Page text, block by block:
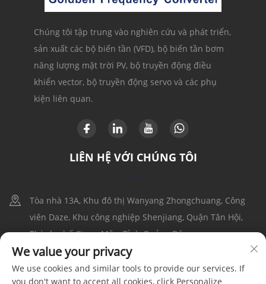
Chúng tôi tập trung vào nghiên cứu và phát triển,
sản xuất các bộ biến tần (VFD), bộ biến tần bơm
năng lượng mặt trời PV, bộ truyền động điều
khiển vector, bộ truyền động servo và các phụ
kiện liên quan.
LIÊN HỆ VỚI CHÚNG TÔI
Tòa nhà 13A, Khu đô thị Wanyang Zhongchuang, Công
viên Daze, Khu công nghiệp Shenjiang, Quận Tân Hội,
Thành phố Giang Môn, Tỉnh Quảng Đông
+86-17316086390
We value your privacy
We use cookies and similar tools to provide our services. If
you don't want to accept all cookies, click Personalize